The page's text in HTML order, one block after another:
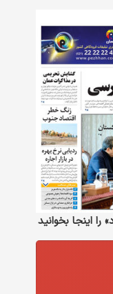
اینجا بخوانید